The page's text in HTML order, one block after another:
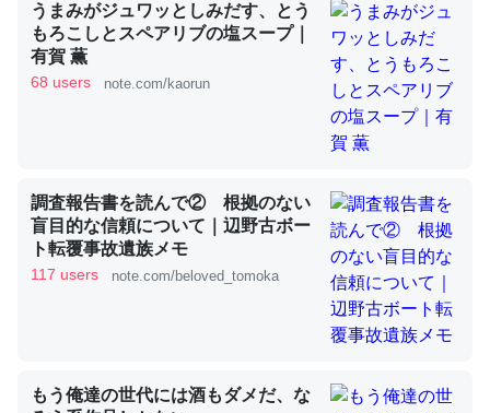
これを元に考えるとカルシウムを大量に使う脊椎動物と貝
類は苦労してるんだな…。腹足類だと殻を無くしてナメク
ウチもEchoを実家に置いて４年。でたまに覗いてる。ぼ
ちぼちRingも置こうかと画策中。あと、Googleマップで
これ見て生きてるなって分かる。
うまみがジュワッとしみだす、とう
もろこしとスペアリブの塩スープ｜
有賀 薫
68 users note.com/kaorun
調査報告書を読んで② 根拠のない
盲目的な信頼について｜辺野古ボー
ト転覆事故遺族メモ
117 users note.com/beloved_tomoka
もう俺達の世代には酒もダメだ、な